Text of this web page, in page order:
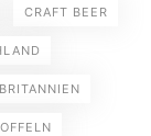
CRAFT BEER